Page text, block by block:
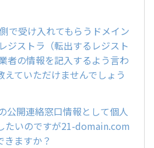
で受け入れてもらうドメイン
ジストラ（転出するレジスト
者の情報を記入するよう言わ
えていただけませんでしょう
公開連絡窓口情報として個人
たいのですが21-domain.com
きますか？